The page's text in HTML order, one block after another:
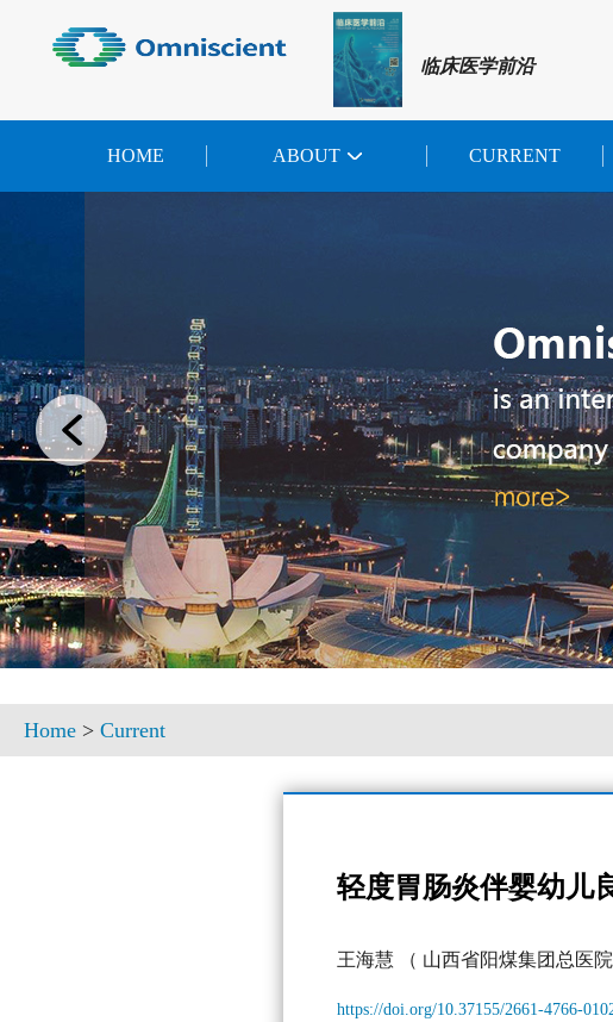
临床医学前沿
HOME ABOUT CURRENT
Home > Current
轻度胃肠炎伴婴幼儿
王海慧 （ 山西省阳煤集团总医院
https://doi.org/10.37155/2661-4766-